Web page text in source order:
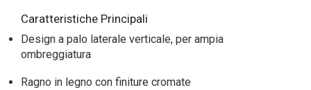
Caratteristiche Principali
Design a palo laterale verticale, per ampia
ombreggiatura
Ragno in legno con finiture cromate